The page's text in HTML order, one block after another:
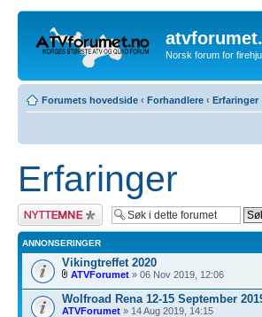
Norsk forum for
Forumets hovedside ‹ Forhandlere ‹ Erfaringer
Erfaringer
Legg inn et nytt
emne
ANNONSERINGER
Vikingtreffet 2020
ATVForumet » 06 Nov 2019, 12:06
Wolfroad Rena 12-15 September
ATVForumet » 14 Aug 2019, 14:15